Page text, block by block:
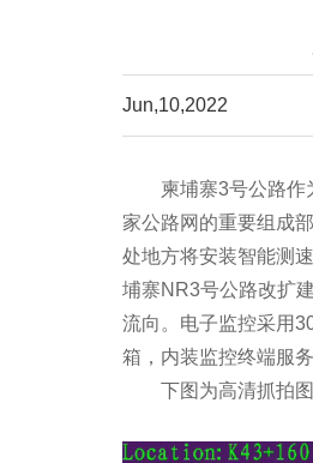
Jun,10,2022
柬埔寨3号公路作为
家公路网的重要组成部
处地方将安装智能测
埔寨NR3号公路改扩
流向。电子监控采用
箱，内装监控终端服
下图为高清抓拍图